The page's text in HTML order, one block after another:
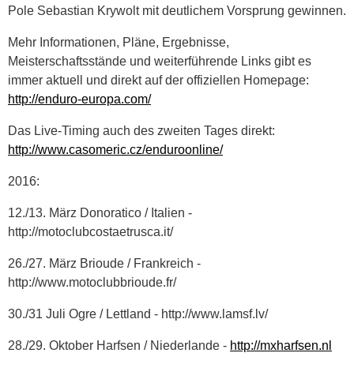
Pole Sebastian Krywolt mit deutlichem Vorsprung gewinnen.
Mehr Informationen, Pläne, Ergebnisse,
Meisterschaftsstände und weiterführende Links gibt es
immer aktuell und direkt auf der offiziellen Homepage:
http://enduro-europa.com/
Das Live-Timing auch des zweiten Tages direkt:
http://www.casomeric.cz/enduroonline/
2016:
12./13. März Donoratico / Italien -
http://motoclubcostaetrusca.it/
26./27. März Brioude / Frankreich -
http://www.motoclubbrioude.fr/
30./31 Juli Ogre / Lettland - http://www.lamsf.lv/
28./29. Oktober Harfsen / Niederlande - http://mxharfsen.nl